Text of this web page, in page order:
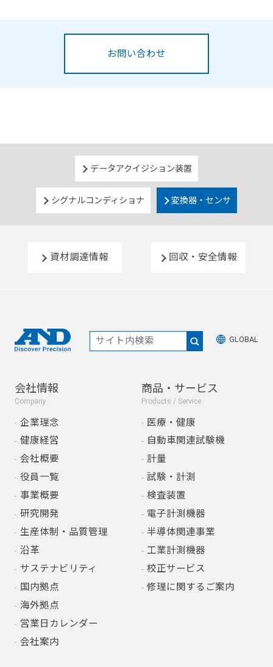
お問い合わせ
データアクイジション装置
シグナルコンディショナ 変換器・センサ
資材調達情報 回収・安全情報
GLOBAL
会社情報
Company
企業理念
健康経営
会社概要
役員一覧
事業概要
研究開発
生産体制・品質管理
沿革
サステナビリティ
国内拠点
海外拠点
営業日カレンダー
会社案内
商品・サービス
Products / Service
医療・健康
自動車関連試験機
計量
試験・計測
検査装置
電子計測機器
半導体関連事業
工業計測機器
校正サービス
修理に関するご案内